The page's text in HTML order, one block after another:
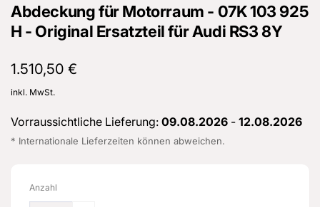
Abdeckung für Motorraum - 07K 103 925
H - Original Ersatzteil für Audi RS3 8Y
Normaler
Preis
1.510,50 €
inkl. MwSt.
Vorraussichtliche Lieferung: 09.08.2026 - 12.08.2026
* Internationale Lieferzeiten können abweichen.
Anzahl